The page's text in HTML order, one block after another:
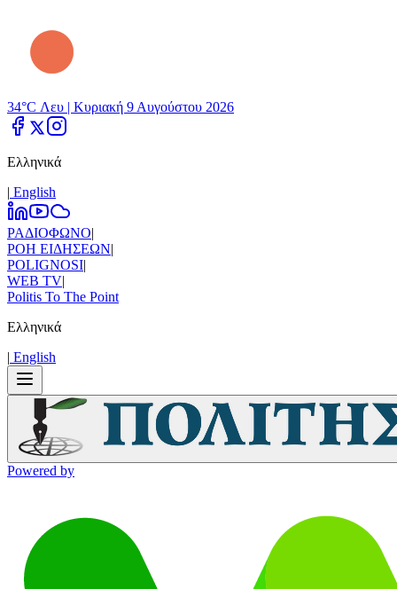
34°C Λευ | Κυριακή 9 Αυγούστου 2026
Ελληνικά
| Εnglish
ΡΑΔΙΟΦΩΝΟ|
ΡΟΗ ΕΙΔΗΣΕΩΝ|
POLIGNOSI|
WEB TV|
Politis To The Point
Ελληνικά
| Εnglish
Powered by